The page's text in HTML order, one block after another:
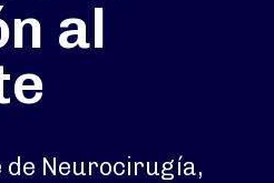
al
de Neurocirugía,